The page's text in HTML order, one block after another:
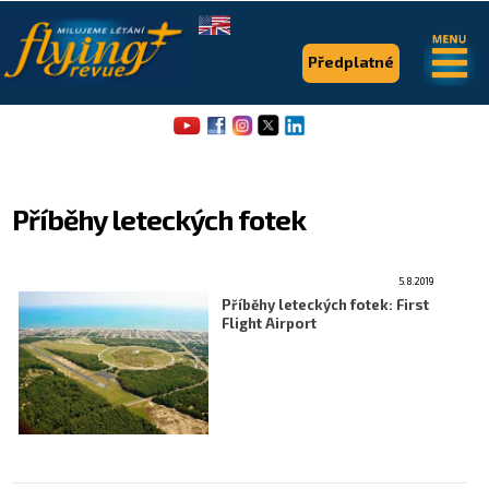
Příběhy leteckých fotek
5.8.2019
Příběhy leteckých fotek: First
Flight Airport
Předplatné
.
Flying Revue
Pro piloty